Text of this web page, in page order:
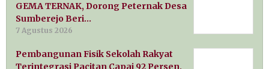
GEMA TERNAK, Dorong Peternak Desa
Sumberejo Beri…
7 Agustus 2026
Pembangunan Fisik Sekolah Rakyat
Terintegrasi Pacitan Capai 92 Persen,